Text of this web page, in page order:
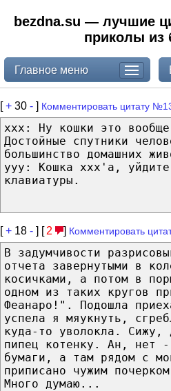
bezdna.su — лучшие
приколы из
Главное меню
[+ 30 - ] Комментировать цитату
xxx: Ну кошки это
Достойные спутники
большинство домашних
yyy: Кошка xxx'а,
клавиатуры.
[+ 18 - ] [ 2 ] Комментировать
В задумчивости
отчета завернутыми в
косичками, а потом в
одном из таких кругов
Феанаро!". Подошла
успела я мяукнуть,
куда-то уволокла. Сижу,
пипец котенку. Ан, нет -
бумаги, а там рядом с
приписано чужим
Много думаю...